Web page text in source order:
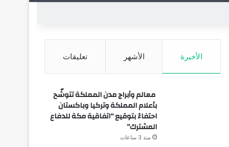
الأخيرة الأشهر تعليقات
معالم وأبراج مدن المملكة تتوشّح
بأعلام المملكة وتركيا وباكستان
احتفاءً بتوقيع “اتفاقية مكة للدفاع
المشترك”
منذ 3 ساعات